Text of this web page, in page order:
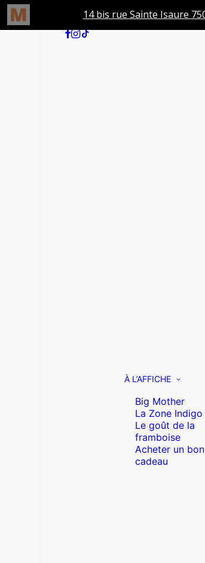
À L’AFFICHE
Big Mother
La Zone Indigo
Le goût de la
framboise
Acheter un bon
cadeau